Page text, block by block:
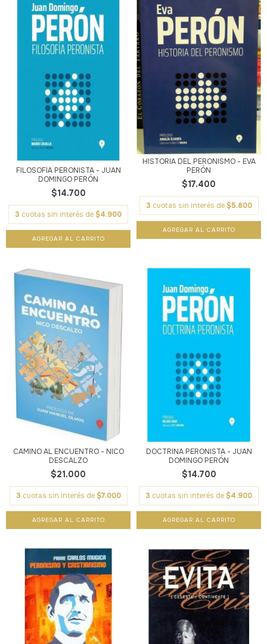
FILOSOFÍA PERONISTA - JUAN
DOMINGO PERÓN
$14.700
3 cuotas sin interés de $4.900
HISTORIA DEL PERONISMO - EVA
PERÓN
$17.400
3 cuotas sin interés de $5.800
CAMINO AL ENCUENTRO - NICO
DESCALZO
$21.000
3 cuotas sin interés de $7.000
DOCTRINA PERONISTA - JUAN
DOMINGO PERÓN
$14.700
3 cuotas sin interés de $4.900